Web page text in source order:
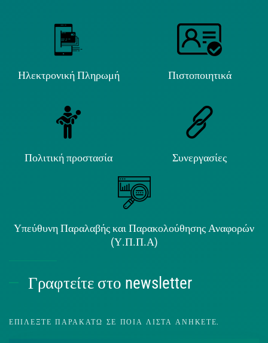
Ηλεκτρονική Πληρωμή Πιστοποιητικά
Πολιτική προστασία Συνεργασίες
Υπεύθυνη Παραλαβής και Παρακολούθησης Αναφορών
(Υ.Π.Π.Α)
Γραφτείτε στο newsletter
ΕΠΙΛΈΞΤΕ ΠΑΡΑΚΆΤΩ ΣΕ ΠΟΙΑ ΛΊΣΤΑ ΑΝΉΚΕΤΕ.